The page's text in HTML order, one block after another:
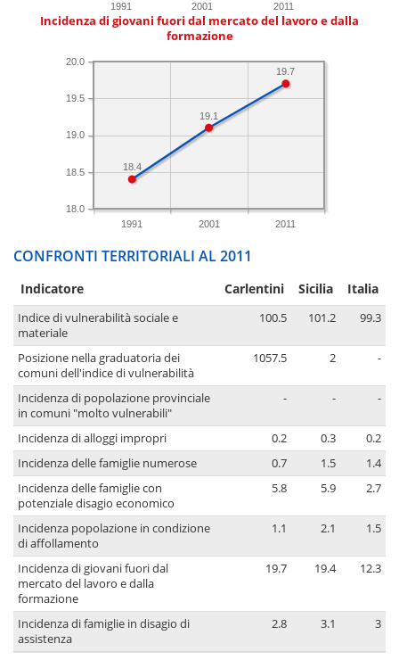
1991 2001 2011
Incidenza di giovani fuori dal mercato del lavoro e dalla
formazione
1991 2001 2011
18.0
18.5
19.0
19.5
20.0
19.7
19.1
18.4
CONFRONTI TERRITORIALI AL 2011
Indicatore Carlentini Sicilia Italia
Indice di vulnerabilità sociale e
materiale
100.5 101.2 99.3
Posizione nella graduatoria dei
comuni dell'indice di vulnerabilità
1057.5 2 -
Incidenza di popolazione provinciale
in comuni "molto vulnerabili"
- - -
Incidenza di alloggi impropri 0.2 0.3
0.2
Incidenza delle famiglie numerose
0.7 1.5
1.4
Incidenza delle famiglie con
potenziale disagio economico
5.8 5.9 2.7
Incidenza popolazione in condizione
di affollamento
1.1 2.1 1.5
Incidenza di giovani fuori dal
mercato del lavoro e dalla
formazione
19.7 19.4 12.3
Incidenza di famiglie in disagio di
assistenza
2.8 3.1 3